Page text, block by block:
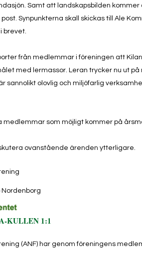
Samt att landskapsbilden
Synpunkterna skall skickas till Ale
brevet.
från medlemmar i föreningen att
med lermassor. Leran trycker nu ut
sannolikt olovlig och miljöfarlig
medlemmar som möjligt kommer på
ovanstående ärenden ytterligare.
Nordenborg
KULLEN 1:1
(ANF) har genom föreningens